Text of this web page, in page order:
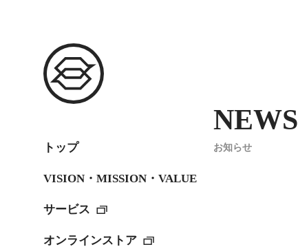
トップ
VISION・MISSION・VALUE
サービス
オンラインストア
NEWS
お知らせ